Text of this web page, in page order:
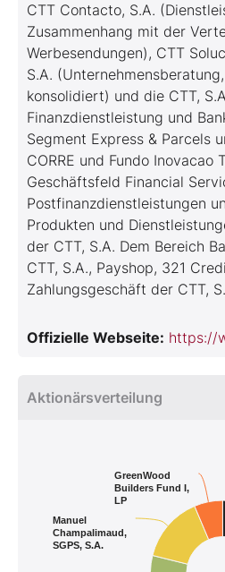
CTT Contacto, S.A.
Zusammenhang mit der
Werbesendungen), CTT
S.A.
konsolidiert) und die CTT,
Finanzdienstleistung und
Segment Express & Parcels
CORRE und Fundo Inovacao
Geschäftsfeld Financial
Postfinanzdienstleistungen
Produkten und
der CTT, S.A. Dem Bereich
CTT, S.A., Payshop, 321
Zahlungsgeschäft der CTT,
Offizielle Webseite: https://
Aktionärsverteilung
Manuel
Champalimaud,
SGPS, S.A.
GreenWood
Builders Fund I,
LP